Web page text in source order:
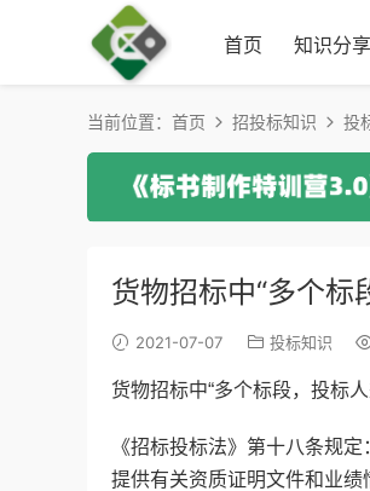
首页 知识分享
当前位置： 首页 招投标知识 投
货物招标中“多个标
2021-07-07 投标知识
货物招标中“多个标段，投标人
《招标投标法》第十八条规
提供有关资质证明文件和业绩